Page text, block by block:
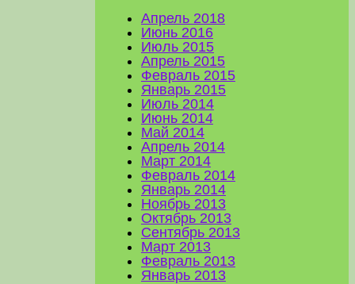
Апрель 2018
Июнь 2016
Июль 2015
Апрель 2015
Февраль 2015
Январь 2015
Июль 2014
Июнь 2014
Май 2014
Апрель 2014
Март 2014
Февраль 2014
Январь 2014
Ноябрь 2013
Октябрь 2013
Сентябрь 2013
Март 2013
Февраль 2013
Январь 2013